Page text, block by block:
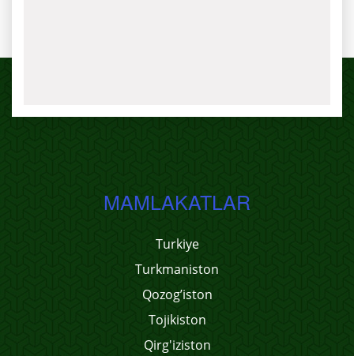
MAMLAKATLAR
Turkiye
Turkmaniston
Qozog’iston
Tojikiston
Qirg'iziston